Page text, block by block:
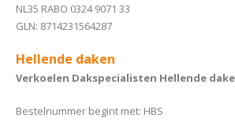
NL35 RABO 0324 9071 33
GLN: 8714231564287
Hellende daken
Verkoelen Dakspecialisten Hellende
Bestelnummer begint met: HBS